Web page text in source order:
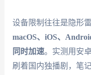
设备限制往往是隐形
macOS、iOS、
同时加速。实测用安
刷着国内独播剧，笔